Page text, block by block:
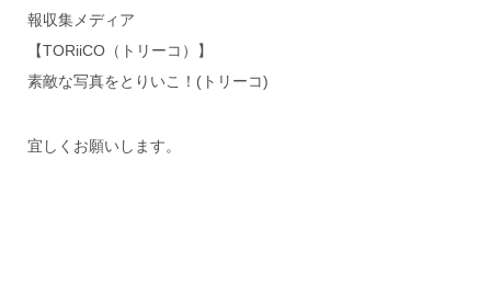
報収集メディア
【TORiiCO（トリーコ）】
素敵な写真をとりいこ！(トリーコ)
宜しくお願いします。